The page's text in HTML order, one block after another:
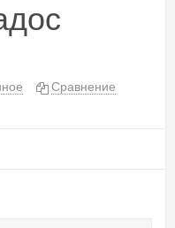
Сравнение